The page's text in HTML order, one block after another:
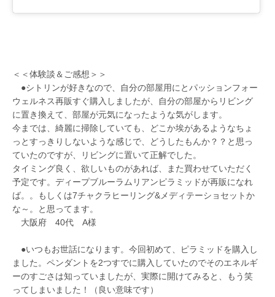
＜＜体験談＆ご感想＞＞
●シトリンが好きなので、自分の部屋用にとパッションフォー
ウェルネス再販すぐ購入しましたが、自分の部屋からリビング
に置き換えて、部屋が元気になったような気がします。
今までは、綺麗に掃除していても、どこか埃があるようなちょ
っとすっきりしないような感じで、どうしたもんか？？と思っ
ていたのですが、リビングに置いて正解でした。
タイミング良く、欲しいものがあれば、また買わせていただく
予定です。ディープブルーラムリアンピラミッドが再販になれ
ば。。もしくは7チャクラヒーリング&メディテーショセットか
な～。と思ってます。
大阪府 40代 A様
●いつもお世話になります。今回初めて、ピラミッドを購入し
ました。ペンダントを2つすでに購入していたのでそのエネルギ
ーのすごさは知っていましたが、実際に開けてみると、もう笑
ってしまいました！（良い意味です）